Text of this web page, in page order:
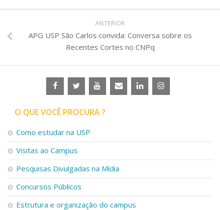
ANTERIOR
APG USP São Carlos convida: Conversa sobre os
Recentes Cortes no CNPq
O QUE VOCÊ PROCURA ?
Como estudar na USP
Visitas ao Campus
Pesquisas Divulgadas na Mídia
Concursos Públicos
Estrutura e organização do campus